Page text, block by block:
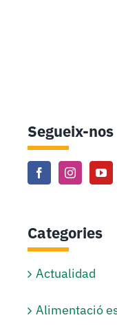
Segueix-nos
Categories
Actualidad
Alimentació